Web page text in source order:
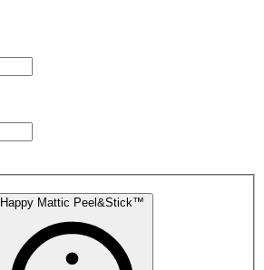
Happy Mattic Peel&Stick™